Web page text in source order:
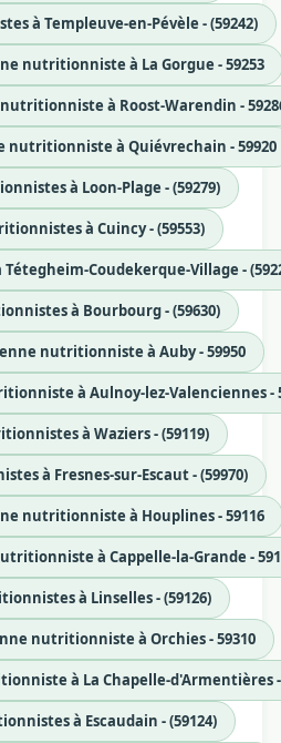
à Templeuve-en-Pévèle - (59242)
nutritionniste à La Gorgue - 59253
à Roost-Warendin -
à Quiévrechain - 59920
à Loon-Plage - (59279)
à Cuincy - (59553)
Coudekerque-Village -
à Bourbourg - (59630)
nutritionniste à Auby - 59950
à Aulnoy-lez-Valenciennes -
à Waziers - (59119)
à Fresnes-sur-Escaut - (59970)
nutritionniste à Houplines - 59116
à Cappelle-la-Grande -
à Linselles - (59126)
nutritionniste à Orchies - 59310
à La Chapelle-d'Armentières -
à Escaudain - (59124)